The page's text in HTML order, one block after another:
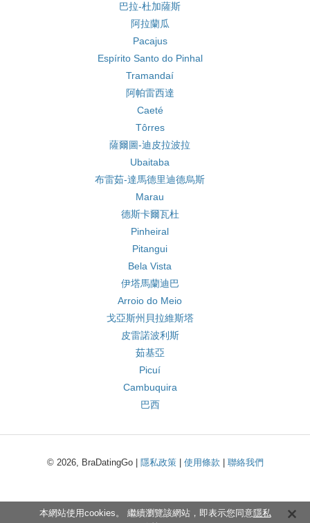
巴拉-杜加薩斯
阿拉蘭瓜
Pacajus
Espírito Santo do Pinhal
Tramandaí
阿帕雷西達
Caeté
Tôrres
薩爾圖-迪皮拉波拉
Ubaitaba
布雷茹-達馬德里迪德烏斯
Marau
德斯卡爾瓦杜
Pinheiral
Pitangui
Bela Vista
伊塔馬蘭迪巴
Arroio do Meio
戈亞斯州貝拉維斯塔
皮雷諾波利斯
茹基亞
Picuí
Cambuquira
巴西
© 2026, BraDatingGo | 隱私政策| 使用條款 聯絡我們
本網站使用cookies。 繼續瀏覽該網站，即表示您同意隱私